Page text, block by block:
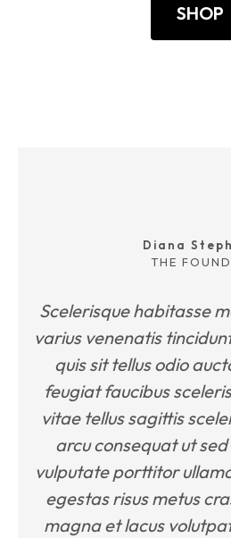
SHOP
Diana
THE
Scelerisque habitasse
varius venenatis
quis sit tellus odio
feugiat faucibus
vitae tellus sagittis
arcu consequat ut
vulputate porttitor
egestas risus metus
magna et lacus